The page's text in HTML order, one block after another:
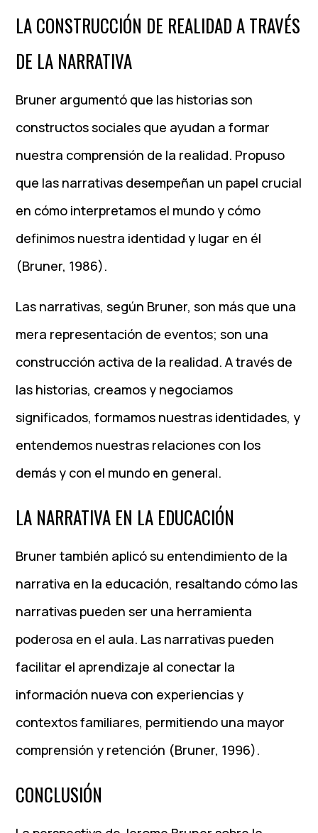
LA CONSTRUCCIÓN DE REALIDAD A TRAVÉS
DE LA NARRATIVA
Bruner argumentó que las historias son
constructos sociales que ayudan a formar
nuestra comprensión de la realidad. Propuso
que las narrativas desempeñan un papel crucial
en cómo interpretamos el mundo y cómo
definimos nuestra identidad y lugar en él
(Bruner, 1986).
Las narrativas, según Bruner, son más que una
mera representación de eventos; son una
construcción activa de la realidad. A través de
las historias, creamos y negociamos
significados, formamos nuestras identidades, y
entendemos nuestras relaciones con los
demás y con el mundo en general.
LA NARRATIVA EN LA EDUCACIÓN
Bruner también aplicó su entendimiento de la
narrativa en la educación, resaltando cómo las
narrativas pueden ser una herramienta
poderosa en el aula. Las narrativas pueden
facilitar el aprendizaje al conectar la
información nueva con experiencias y
contextos familiares, permitiendo una mayor
comprensión y retención (Bruner, 1996).
CONCLUSIÓN